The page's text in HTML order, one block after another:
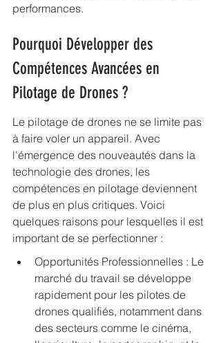
performances.
Pourquoi Développer des
Compétences Avancées en
Pilotage de Drones ?
Le pilotage de drones ne se limite pas
à faire voler un appareil. Avec
l'émergence des nouveautés dans la
technologie des drones, les
compétences en pilotage deviennent
de plus en plus critiques. Voici
quelques raisons pour lesquelles il est
important de se perfectionner :
Opportunités Professionnelles : Le
marché du travail se développe
rapidement pour les pilotes de
drones qualifiés, notamment dans
des secteurs comme le cinéma,